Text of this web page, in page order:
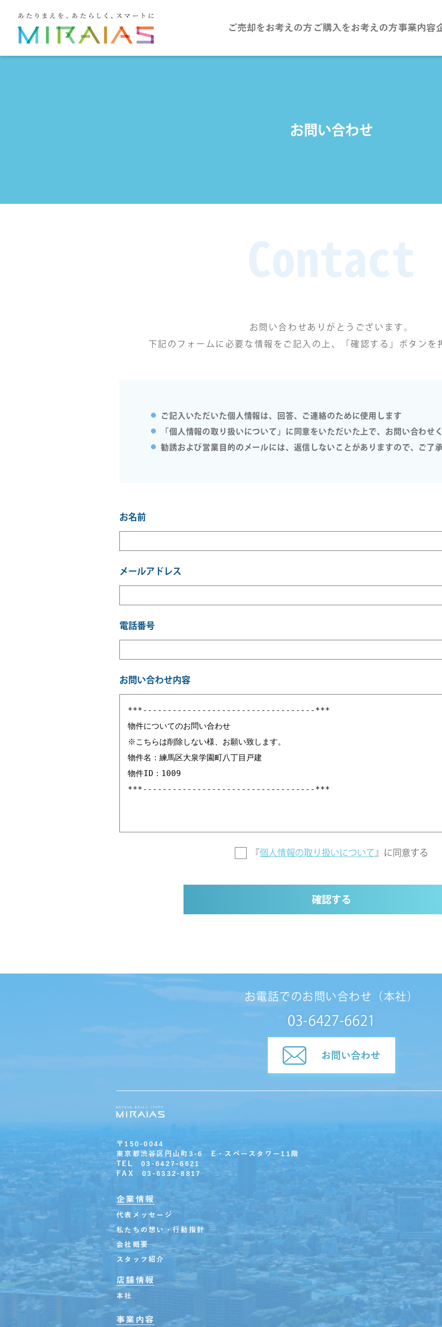
ご売却をお考えの方 ご購入をお考えの方事業内容
お問い合わせ
お問い合わせありがとうございます。
下記のフォームに必要な情報をご記入の上、「確認する」ボタンを
ご記入いただいた個人情報は、回答、ご連絡のために使用します
「個人情報の取り扱いについて」に同意をいただいた上で、お問い合わせ
勧誘および営業目的のメールには、返信しないことがありますので、ご了
お名前
メールアドレス
電話番号
お問い合わせ内容
『個人情報の取り扱いについて 』に 同意する
確認する
お電話でのお問い合わせ（本社）
03-6427-6621
お問い合わせ
〒150-0044
東京都渋谷区円山町3-6 E・スペースタワー11階
TEL 03-6427-6621
FAX 03-6332-8817
企業情報
代表メッセージ
私たちの想い・行動指針
会社概要
スタッフ紹介
店舗情報
本社
事業内容